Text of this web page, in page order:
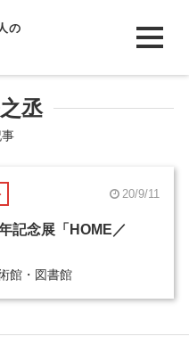
の
丞
20/9/11
記念展「HOME／
館・図書館